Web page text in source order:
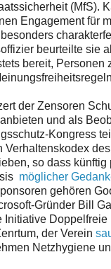
(MfS).
Engagement für
beurteilte sie
bereit, Personen
der Zensoren
und als
Kongress
Verhaltenskodex
so dass
möglicher
gehören
Gründer Bill
Initiative Doppelfreie
der Verein
Netzhygiene